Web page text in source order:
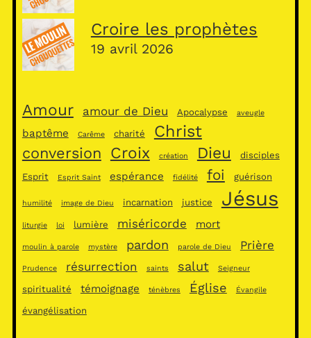
Croire les prophètes
19 avril 2026
Amour amour de Dieu Apocalypse aveugle
baptême Carême charité Christ
conversion Croix création Dieu disciples
Esprit Esprit Saint espérance fidélité foi guérison
humilité image de Dieu incarnation justice Jésus
liturgie loi lumière miséricorde mort
moulin à parole mystère pardon parole de Dieu Prière
Prudence résurrection saints salut Seigneur
spiritualité témoignage ténèbres Église Évangile
évangélisation